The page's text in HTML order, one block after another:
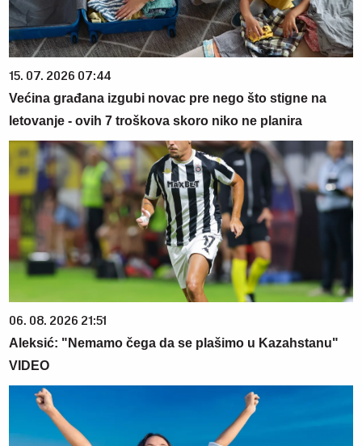
15. 07. 2026 07:44
Većina građana izgubi novac pre nego što stigne na
letovanje - ovih 7 troškova skoro niko ne planira
06. 08. 2026 21:51
Aleksić: "Nemamo čega da se plašimo u Kazahstanu"
VIDEO